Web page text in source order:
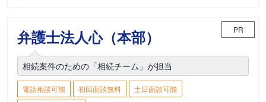
弁護士法人心（本部） PR
相続案件のための「相続チーム」が担当
電話相談可能 初回面談無料
土日面談可能